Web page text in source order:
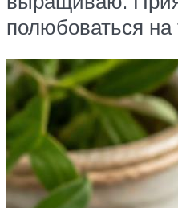
полюбоваться на